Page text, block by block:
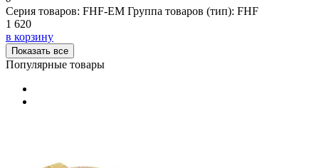
Серия товаров: FHF-EM Группа товаров (тип): FHF
1 620
в корзину
Показать все
Популярные товары